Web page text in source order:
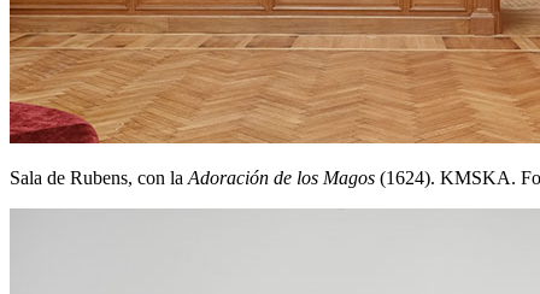
Sala de Rubens, con la Adoración de los Magos (1624). KMSKA.